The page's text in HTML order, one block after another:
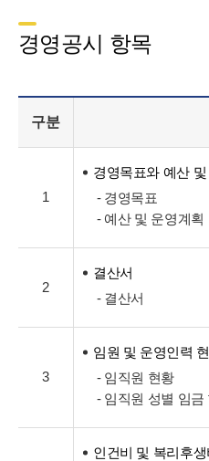
경영공시 항목
구분
1
경영목표와 예산
- 경영목표
- 예산 및 운영계획
2
결산서
- 결산서
3
임원 및 운영인력
- 임직원 현황
- 임직원 성별 임금
인건비 및 복리후